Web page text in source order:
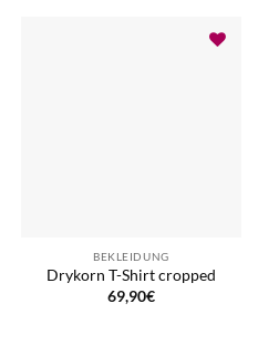
BEKLEIDUNG
Drykorn T-Shirt cropped
69,90€